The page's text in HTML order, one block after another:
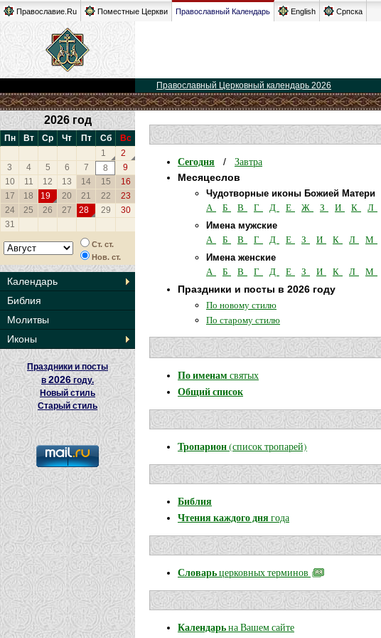
Православие.Ru Поместные Церкви Православный Календарь English Српска
Православный Церковный календарь 2026
2026 год
Пн Вт Ср Чт Пт Сб
Вс
1
2
3
4 5 6 7 8
9
10
11 12 13 14 15
16
17
18 19 20 21 22
23
24
25 26 27 28 29
30
31
Ст. ст.
Нов. ст.
Календарь
Библия
Молитвы
Иконы
Праздники и посты
в 2026году.
Новый стиль
Старый стиль
Сегодня / Завтра
Месяцеслов
Чудотворные иконы Божией Матери
А Б В Г Д Е Ж З И К Л
Имена мужские
А Б В Г Д Е З И К Л М
Имена женские
А Б В Г Д Е З И К Л М
Праздники и посты в 2026 году
По новому стилю
По старому стилю
По именам святых
Общий список
Тропарион(список тропарей)
Библия
Чтения каждого днягода
Словарьцерковных терминов
Календарьна Вашем сайте